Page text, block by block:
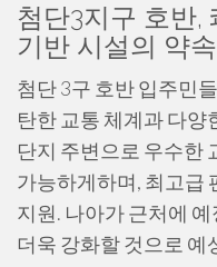
첨단3지구 호반,
기반 시설의 약속
첨단 3구 호반 입주민
탄한 교통 체계과 다양
단지 주변으로 우수한
가능하게하며, 최고급
지원. 나아가 근처에
더욱 강화할 것으로 예